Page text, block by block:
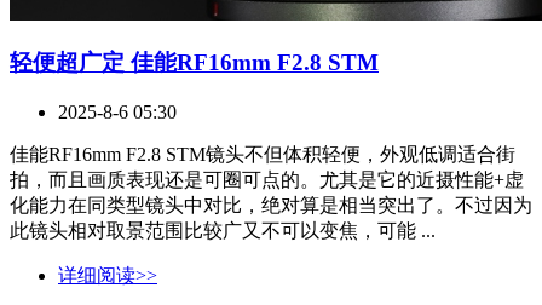
轻便超广定 佳能RF16mm F2.8 STM
2025-8-6 05:30
佳能RF16mm F2.8 STM镜头不但体积轻便，外观低调适合街
拍，而且画质表现还是可圈可点的。尤其是它的近摄性能+虚
化能力在同类型镜头中对比，绝对算是相当突出了。不过因为
此镜头相对取景范围比较广又不可以变焦，可能 ...
详细阅读>>